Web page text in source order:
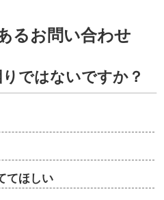
るお問い合わせ
ではないですか？
てほしい